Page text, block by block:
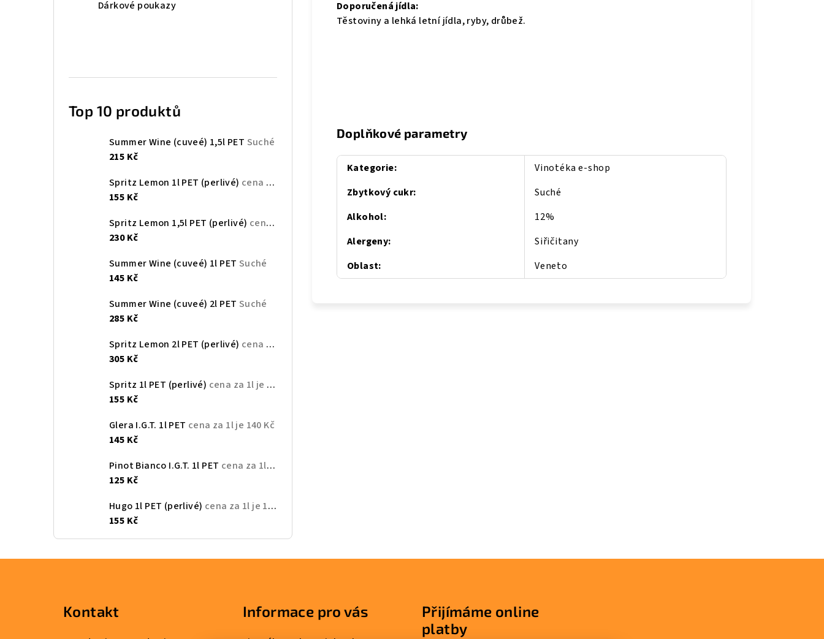
Dárkové poukazy
Top 10 produktů
Summer Wine (cuveé) 1,5l PET Suché
215 Kč
Spritz Lemon 1l PET (perlivé) cena za 1l je 150 Kč
155 Kč
Spritz Lemon 1,5l PET (perlivé) cena za 1l je 150 Kč
230 Kč
Summer Wine (cuveé) 1l PET Suché
145 Kč
Summer Wine (cuveé) 2l PET Suché
285 Kč
Spritz Lemon 2l PET (perlivé) cena za 1l je 150 Kč
305 Kč
Spritz 1l PET (perlivé) cena za 1l je 150 Kč
155 Kč
Glera I.G.T. 1l PET cena za 1l je 140 Kč
145 Kč
Pinot Bianco I.G.T. 1l PET cena za 1l je 120 Kč
125 Kč
Hugo 1l PET (perlivé) cena za 1l je 150 Kč
155 Kč
Doporučená jídla:
Těstoviny a lehká letní jídla, ryby, drůbež.
Doplňkové parametry
Kategorie:
Vinotéka e-shop
Zbytkový cukr:
Suché
Alkohol:
12%
Alergeny:
Siřičitany
Oblast: Veneto
Kontakt Informace pro vás
Přijímáme online
platby